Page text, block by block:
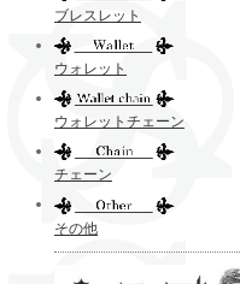
ブレスレット
ウォレット
ウォレットチェーン
チェーン
その他